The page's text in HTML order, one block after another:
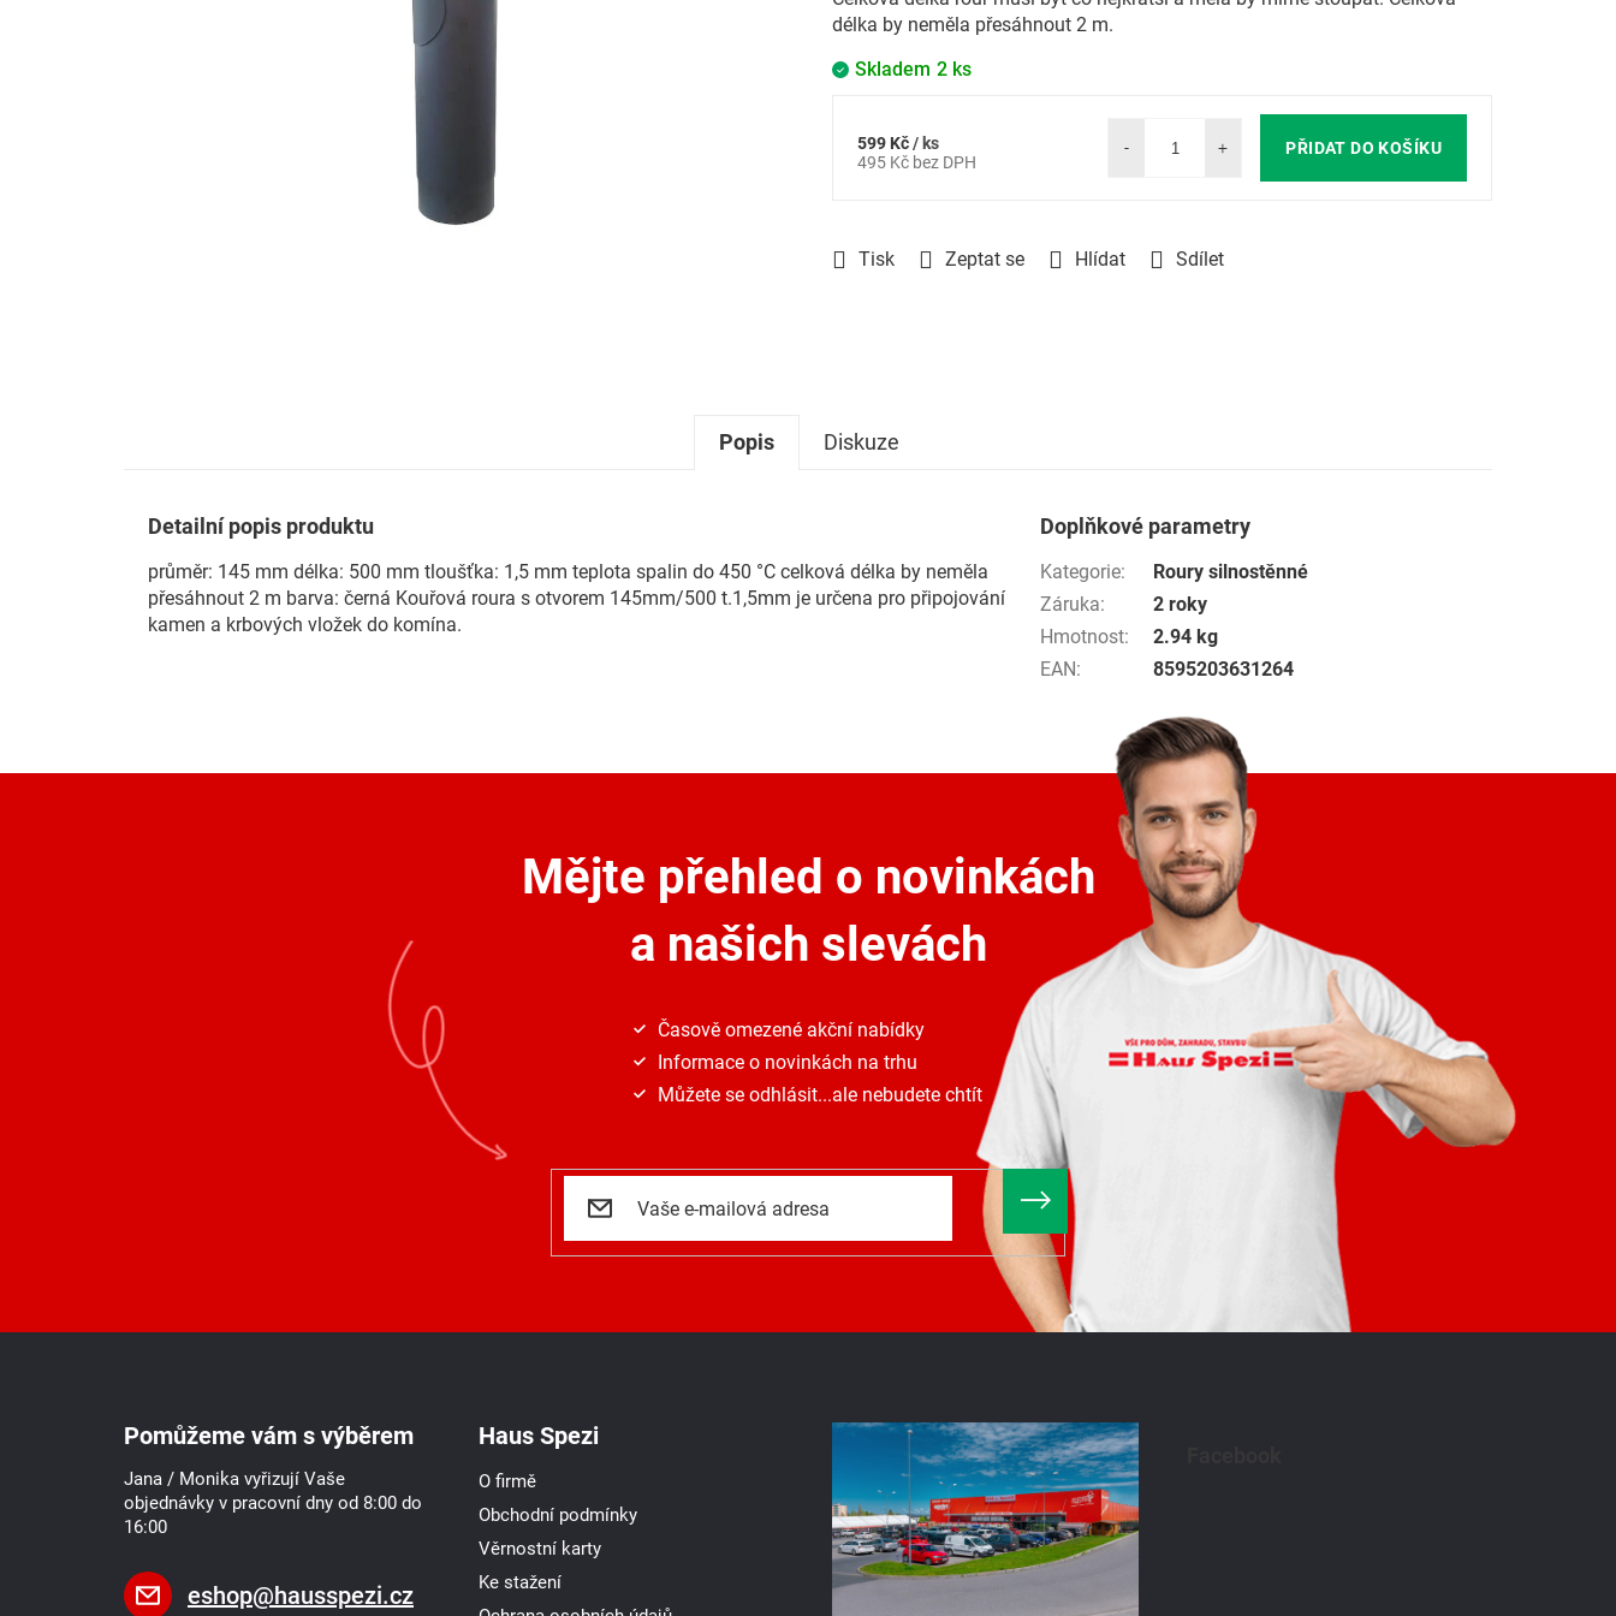
Skladem 2 ks
délka by neměla přesáhnout 2 m.
Tisk Zeptat se Hlídat Sdílet
599 Kč/ ks
495 Kč bez DPH
Měrná
PŘIDAT DO KOŠÍKU
Popis Diskuze
Detailní popis produktu
průměr: 145 mm délka: 500 mm tloušťka: 1,5 mm teplota spalin do 450 °C celková délka by neměla
přesáhnout 2 m barva: černá Kouřová roura s otvorem 145mm/500 t.1,5mm je určena pro připojování
kamen a krbových vložek do komína.
Doplňkové parametry
Kategorie:
Roury silnostěnné
Záruka:
2 roky
Hmotnost:
2.94 kg
EAN: 8595203631264
Mějte přehled o novinkách
a našich slevách
Časově omezené akční nabídky
Informace o novinkách na trhu
Můžete se odhlásit...ale nebudete chtít
Pomůžeme vám s výběrem
Jana / Monika vyřizují Vaše
objednávky v pracovní dny od 8:00 do
16:00
eshop@hausspezi.cz
Haus Spezi
O firmě
Obchodní podmínky
Věrnostní karty
Ke stažení